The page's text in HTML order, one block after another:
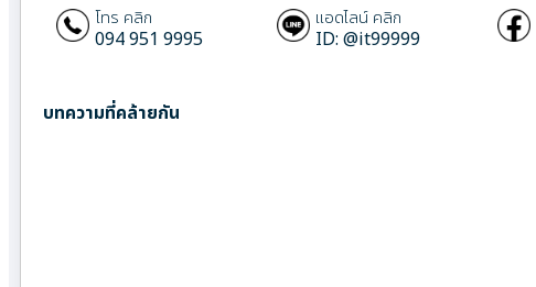
โทร คลิก
094 951 9995
แอดไลน์ คลิก
ID: @it99999
บทความที่คล้ายกัน